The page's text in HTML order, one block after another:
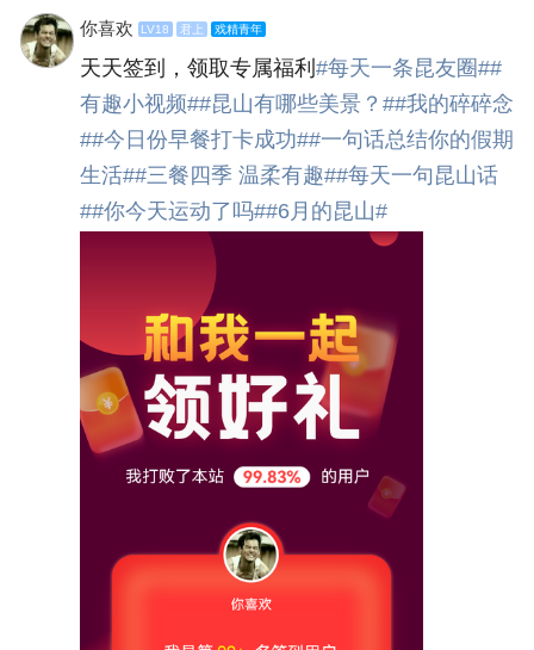
你喜欢 LV18 君上 戏精青年
天天签到，领取专属福利#每天一条昆友圈##
有趣小视频##昆山有哪些美景？##我的碎碎念
##今日份早餐打卡成功##一句话总结你的假期
生活##三餐四季 温柔有趣##每天一句昆山话
##你今天运动了吗##6月的昆山#